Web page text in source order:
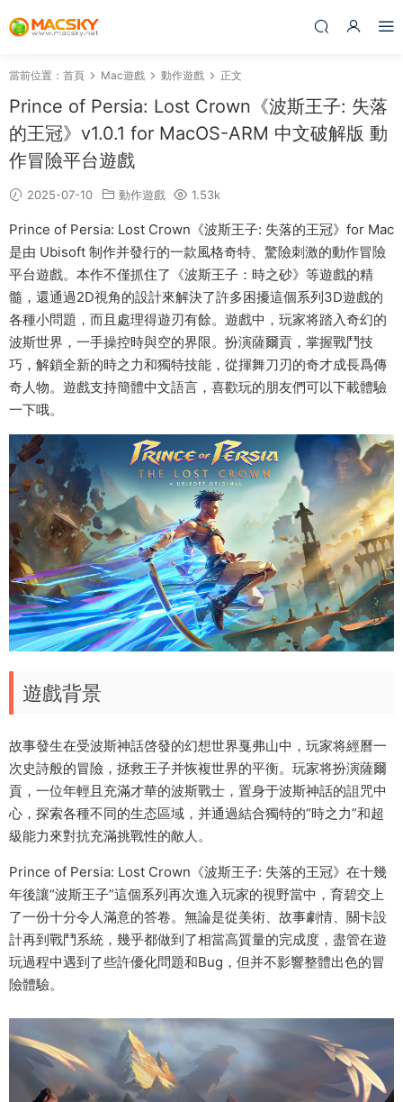
當前位置： 首頁 Mac遊戲 動作遊戲 正文
Prince of Persia: Lost Crown《波斯王子: 失落
的王冠》v1.0.1 for MacOS-ARM 中文破解版 動
作冒險平台遊戲
2025-07-10 動作遊戲 1.53k
Prince of Persia: Lost Crown《波斯王子: 失落的王冠》for Mac
是由 Ubisoft 制作并發行的一款風格奇特、驚險刺激的動作冒險
平台遊戲。本作不僅抓住了《波斯王子：時之砂》等遊戲的精
髓，還通過2D視角的設計來解決了許多困擾這個系列3D遊戲的
各種小問題，而且處理得遊刃有餘。遊戲中，玩家将踏入奇幻的
波斯世界，一手操控時與空的界限。扮演薩爾貢，掌握戰鬥技
巧，解鎖全新的時之力和獨特技能，從揮舞刀刃的奇才成長爲傳
奇人物。遊戲支持簡體中文語言，喜歡玩的朋友們可以下載體驗
一下哦。
遊戲背景
故事發生在受波斯神話啓發的幻想世界戛弗山中，玩家将經曆一
次史詩般的冒險，拯救王子并恢複世界的平衡。玩家将扮演薩爾
貢，一位年輕且充滿才華的波斯戰士，置身于波斯神話的詛咒中
心，探索各種不同的生态區域，并通過結合獨特的“時之力”和超
級能力來對抗充滿挑戰性的敵人。
Prince of Persia: Lost Crown《波斯王子: 失落的王冠》在十幾
年後讓“波斯王子”這個系列再次進入玩家的視野當中，育碧交上
了一份十分令人滿意的答卷。無論是從美術、故事劇情、關卡設
計再到戰鬥系統，幾乎都做到了相當高質量的完成度，盡管在遊
玩過程中遇到了些許優化問題和Bug，但并不影響整體出色的冒
險體驗。